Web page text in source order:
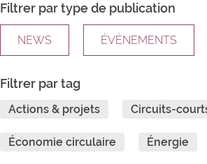
Filtrer par type de publication
NEWS ÉVÉNEMENTS
Filtrer par tag
Actions & projets Circuits-
Économie circulaire Énergie